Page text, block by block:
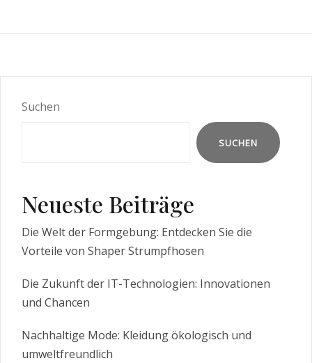
Suchen
SUCHEN
Neueste Beiträge
Die Welt der Formgebung: Entdecken Sie die
Vorteile von Shaper Strumpfhosen
Die Zukunft der IT-Technologien: Innovationen
und Chancen
Nachhaltige Mode: Kleidung ökologisch und
umweltfreundlich